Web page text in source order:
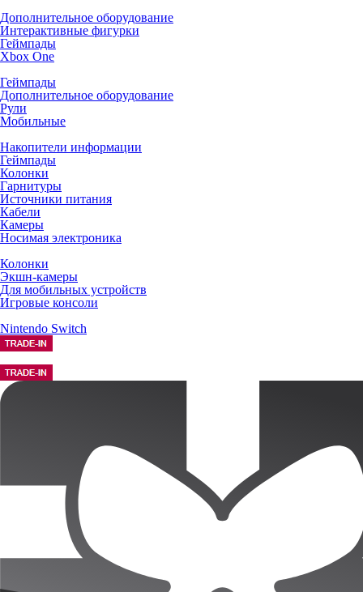
Дополнительное оборудование
Интерактивные фигурки
Геймпады
Xbox One
Геймпады
Дополнительное оборудование
Рули
Мобильные
Накопители информации
Геймпады
Колонки
Гарнитуры
Источники питания
Кабели
Камеры
Носимая электроника
Колонки
Экшн-камеры
Для мобильных устройств
Игровые консоли
Nintendo Switch